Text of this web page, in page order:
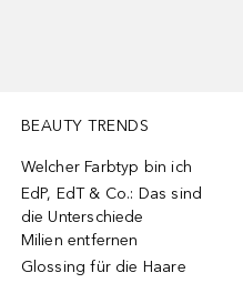
BEAUTY TRENDS
Welcher Farbtyp bin ich
EdP, EdT & Co.: Das sind
die Unterschiede
Milien entfernen
Glossing für die Haare